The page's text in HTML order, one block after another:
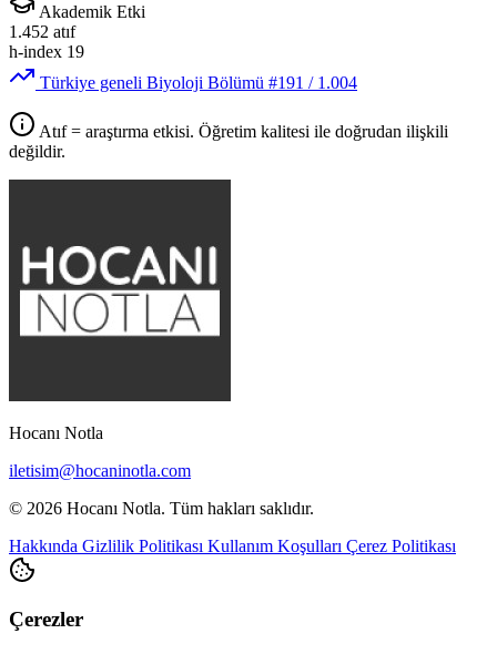
Akademik Etki
1.452 atıf
h-index 19
Türkiye geneli Biyoloji Bölümü #191 / 1.004
Atıf = araştırma etkisi. Öğretim kalitesi ile doğrudan ilişkili
değildir.
Hocanı Notla
iletisim@hocaninotla.com
© 2026 Hocanı Notla. Tüm hakları saklıdır.
Hakkında Gizlilik Politikası Kullanım Koşulları Çerez Politikası
Çerezler